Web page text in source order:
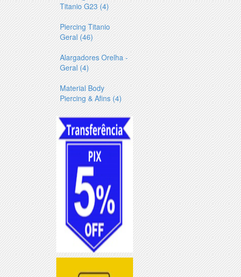
Titanio G23 (4)
Piercing Titanio
Geral (46)
Alargadores Orelha -
Geral (4)
Material Body
Piercing & Afins (4)